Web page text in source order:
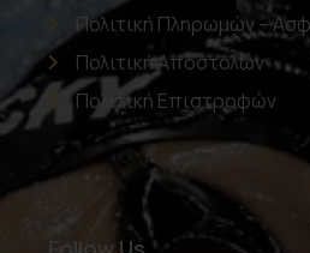
Πολιτική Πληρωμών –
Πολιτική Αποστολών
Πολιτική Επιστροφών